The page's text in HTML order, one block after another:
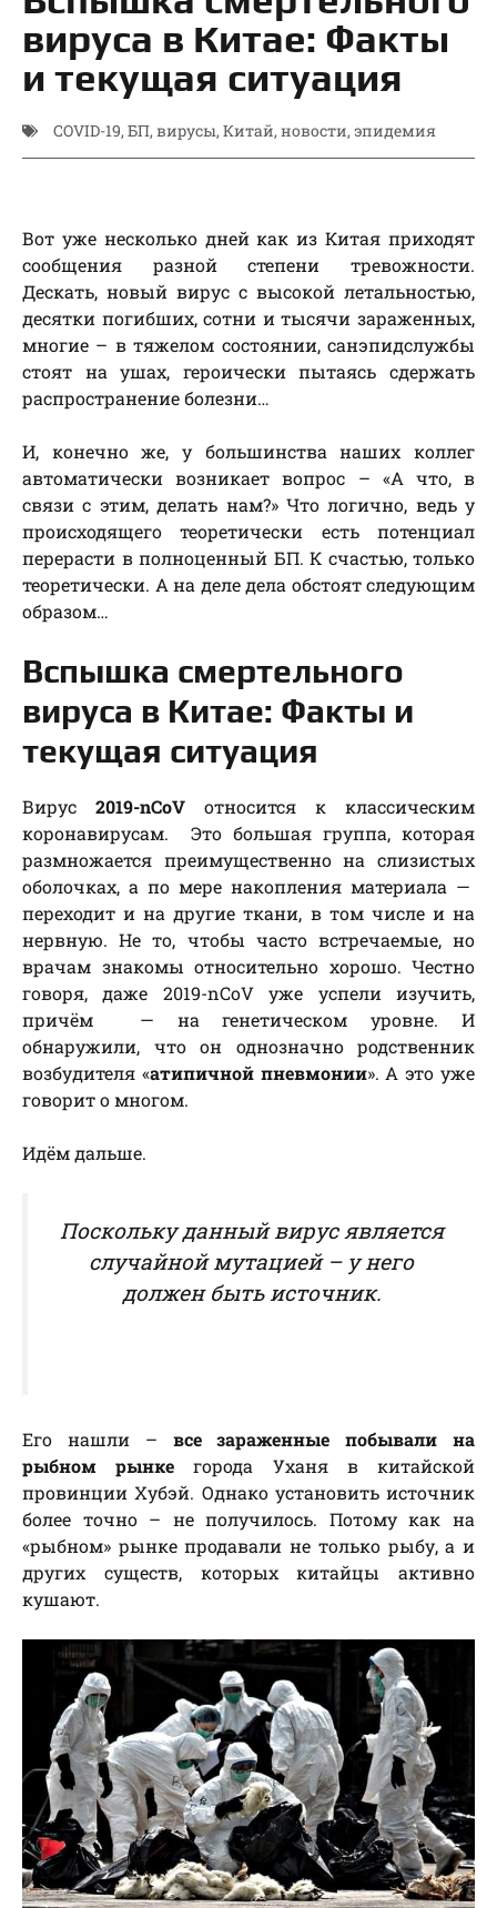
вируса в Китае: Факты
и текущая ситуация
COVID-19, БП, вирусы, Китай, новости, эпидемия
Вот уже несколько дней как из Китая приходят
сообщения разной степени тревожности.
Дескать, новый вирус с высокой летальностью,
десятки погибших, сотни и тысячи зараженных,
многие – в тяжелом состоянии, санэпидслужбы
стоят на ушах, героически пытаясь сдержать
распространение болезни…
И, конечно же, у большинства наших коллег
автоматически возникает вопрос – «А что, в
связи с этим, делать нам?» Что логично, ведь у
происходящего теоретически есть потенциал
перерасти в полноценный БП. К счастью, только
теоретически. А на деле дела обстоят следующим
образом…
Вспышка смертельного
вируса в Китае: Факты и
текущая ситуация
Вирус 2019-nCoV относится к классическим
коронавирусам. Это большая группа, которая
размножается преимущественно на слизистых
оболочках, а по мере накопления материала —
переходит и на другие ткани, в том числе и на
нервную. Не то, чтобы часто встречаемые, но
врачам знакомы относительно хорошо. Честно
говоря, даже 2019-nCoV уже успели изучить,
причём — на генетическом уровне. И
обнаружили, что он однозначно родственник
возбудителя «атипичной пневмонии». А это уже
говорит о многом.
Идём дальше.
Поскольку данный вирус является
случайной мутацией – у него
должен быть источник.
Его нашли – все зараженные побывали на
рыбном рынке города Уханя в китайской
провинции Хубэй. Однако установить источник
более точно – не получилось. Потому как на
«рыбном» рынке продавали не только рыбу, а и
других существ, которых китайцы активно
кушают.